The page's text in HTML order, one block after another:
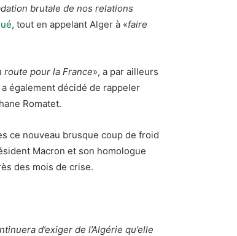
brutale de nos relations
, tout en appelant Alger à «faire
route pour la France», a par ailleurs
également décidé de rappeler
Romatet.
ce nouveau brusque coup de froid
Macron et son homologue
des mois de crise.
d’exiger de l’Algérie qu’elle